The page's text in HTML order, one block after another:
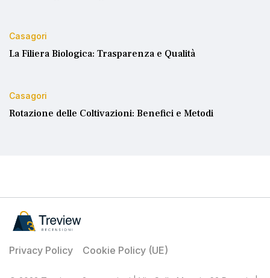
Casagori
La Filiera Biologica: Trasparenza e Qualità
Casagori
Rotazione delle Coltivazioni: Benefici e Metodi
Privacy Policy Cookie Policy (UE)